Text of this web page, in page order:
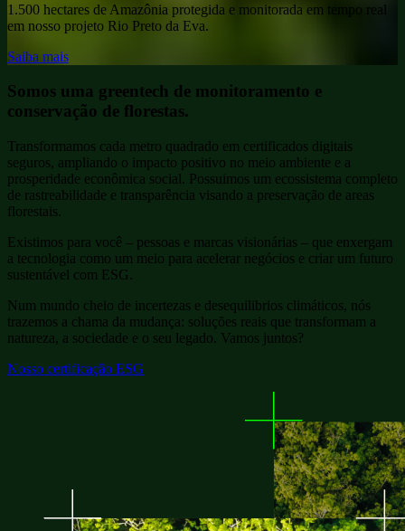
1.500 hectares de Amazônia protegida e monitorada em tempo real
em nosso projeto Rio Preto da Eva.
Saiba mais
Somos uma greentech de monitoramento e
conservação de florestas.
Transformamos cada metro quadrado em certificados digitais
seguros, ampliando o impacto positivo no meio ambiente e a
prosperidade econômica social. Possuimos um ecossistema completo
de rastreabilidade e transparência visando a preservação de areas
florestais.
Existimos para você – pessoas e marcas visionárias – que enxergam
a tecnologia como um meio para acelerar negócios e criar um futuro
sustentável com ESG.
Num mundo cheio de incertezas e desequilibrios climáticos, nós
trazemos a chama da mudança: soluções reais que transformam a
natureza, a sociedade e o seu legado. Vamos juntos?
Nosso certificação ESG